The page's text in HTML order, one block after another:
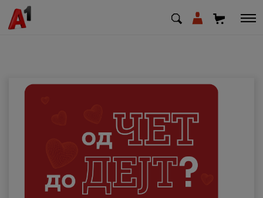
Деловни